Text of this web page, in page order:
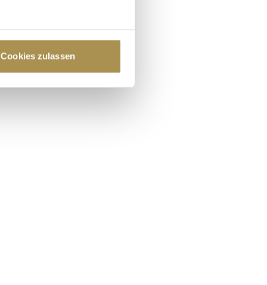
sein können
Präferenzen im
anbieten zu können
diese Informationen
Rahmen Ihrer Nutzung
Cookies zulassen